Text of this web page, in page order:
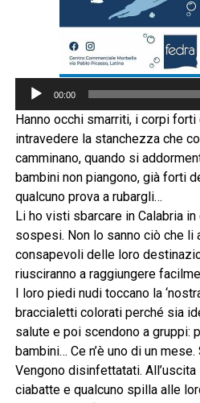
Audio
00:00
Hanno occhi smarriti, i corpi forti
intravedere la stanchezza che
camminano, quando si
bambini non piangono, già forti
qualcuno prova a rubargli…
Li ho visti sbarcare in Calabria
sospesi. Non lo sanno ciò che li
consapevoli delle loro
riusciranno a raggiungere
I loro piedi nudi toccano la
braccialetti colorati perché sia
salute e poi scendono a gruppi:
bambini… Ce n’è uno di un
Vengono disinfettatati.
ciabatte e qualcuno spilla alle